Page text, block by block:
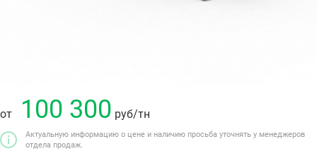
от 100 300 руб/тн
Актуальную информацию о цене и наличию просьба уточнять у менеджеров
отдела продаж.